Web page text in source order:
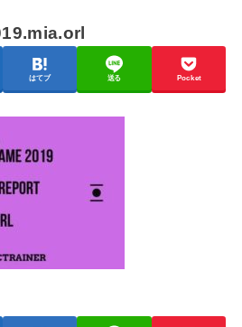
はてブ 送る Pocket